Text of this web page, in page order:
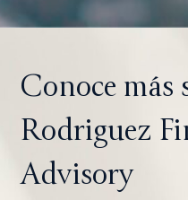
Conoce más
Rodriguez
Advisory